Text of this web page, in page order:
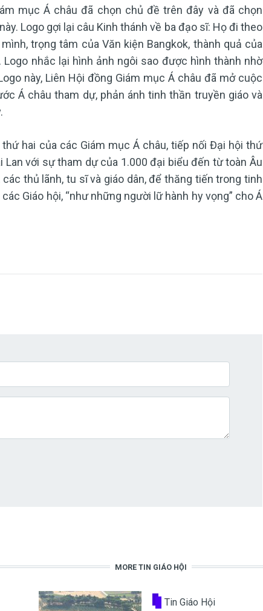
mục Á châu đã chọn chủ đề trên đây và đã chọn
Logo gợi lại câu Kinh thánh về ba đạo sĩ: Họ đi theo
trọng tâm của Văn kiện Bangkok, thành quả của
nhắc lại hình ảnh ngôi sao được hình thành nhờ
này, Liên Hội đồng Giám mục Á châu đã mở cuộc
Á châu tham dự, phản ánh tinh thần truyền giáo và
hai của các Giám mục Á châu, tiếp nối Đại hội thứ
Lan với sự tham dự của 1.000 đại biểu đến từ toàn Âu
thủ lãnh, tu sĩ và giáo dân, để thăng tiến trong tinh
Giáo hội, “như những người lữ hành hy vọng” cho Á
MORE TIN GIÁO HỘI
Tin Giáo Hội